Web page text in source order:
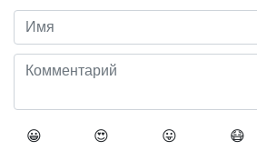
😀 😍 😛 😷